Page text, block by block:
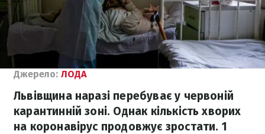
Джерело: ЛОДА
Львівщина наразі перебуває у червоній
карантинній зоні. Однак кількість хворих
на коронавірус продовжує зростати. 1